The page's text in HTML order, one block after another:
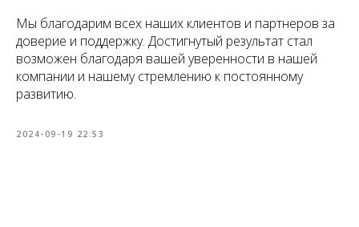
Мы благодарим всех наших клиентов и партнеров за
доверие и поддержку. Достигнутый результат стал
возможен благодаря вашей уверенности в нашей
компании и нашему стремлению к постоянному
развитию.
2024-09-19 22:53